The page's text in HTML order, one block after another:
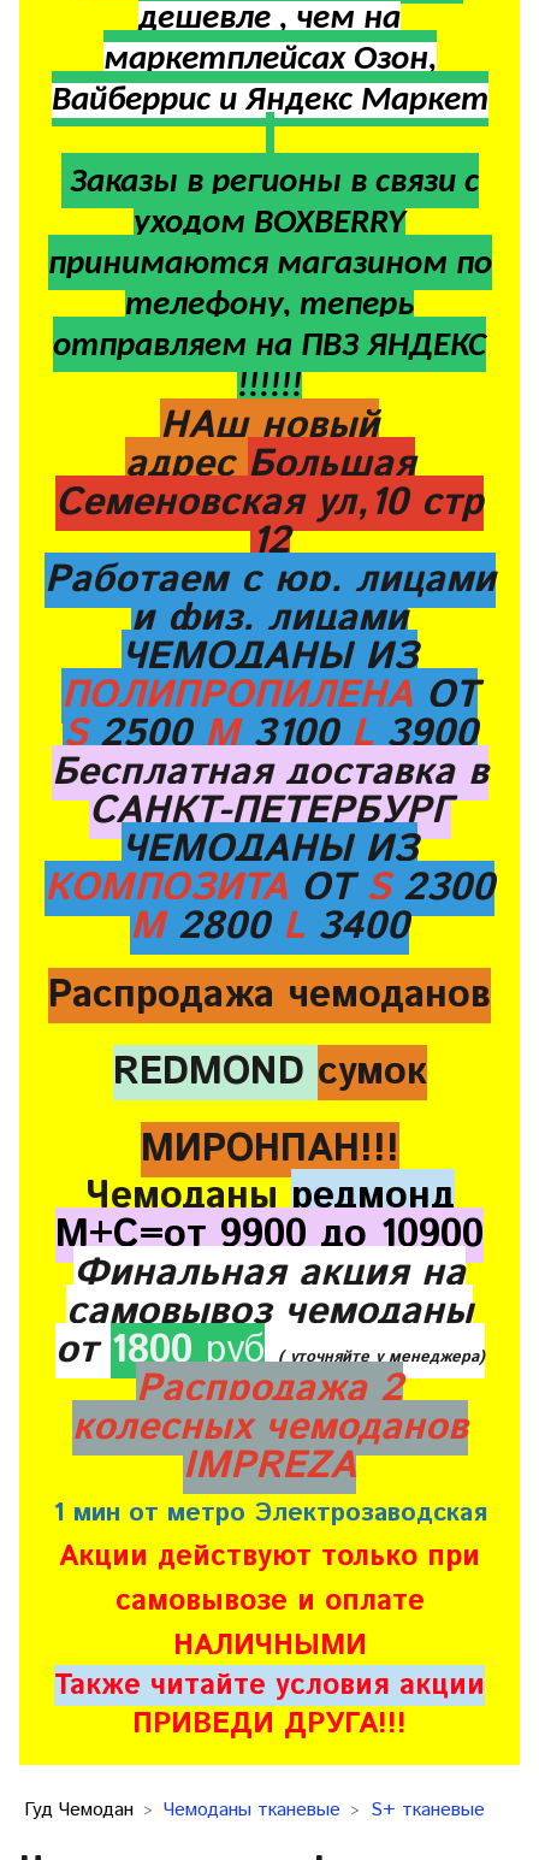
дешевле , чем на
маркетплейсах Озон,
Вайберрис и Яндекс Маркет
Заказы в регионы всвязи с
уходом BOXBERRY
принимаются магазином по
телефону, теперь
отправляем на ПВЗ ЯНДЕКС
!!!!!!
НАш новый
адресБольшая
Семеновская ул,10 стр
12
Работаем с юр. лицами
и физ. лицами
ЧЕМОДАНЫ ИЗ
ПОЛИПРОПИЛЕНА ОТ
S2500M3100L3900
Бесплатная доставка в
САНКТ-ПЕТЕРБУРГ
ЧЕМОДАНЫ ИЗ
КОМПОЗИТА ОТS2300
M2800 L 3400
Распродажа чемоданов
REDMOND сумок
МИРОНПАН!!!
Чемоданыредмонд
М+С=от 9900 до 10900
Финальная акция на
самовывоз чемоданы
от1800руб ( уточняйте у менеджера)
Распродажа 2
колесных чемоданов
IMPREZA
1 мин от метро Электрозаводская
Акции действуют только при
самовывозе и оплате
НАЛИЧНЫМИ
Также читайте условия акции
ПРИВЕДИ ДРУГА!!!
Гуд Чемодан Чемоданы тканевые S+ тканевые